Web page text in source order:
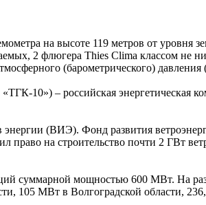
на высоте 119 метров от
2 флюгера Thies Clima классом не
(барометрического)
– российская энергетическая
(ВИЭ). Фонд развития
на строительство почти 2 ГВт
суммарной мощностью 600 МВт. На
105 МВт в Волгоградской области,